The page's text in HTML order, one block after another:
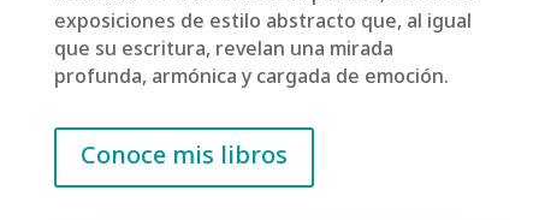
exposiciones de estilo abstracto que, al igual
que su escritura, revelan una mirada
profunda, armónica y cargada de emoción.
Conoce mis libros